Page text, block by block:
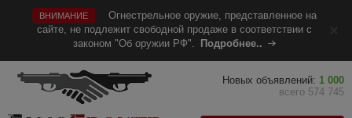
ВНИМАНИЕ
Огнестрельное оружие, представленное на
сайте, не подлежит свободной продаже в соответствии с
законом "Об оружии РФ".
Подробнее..
Новых объявлений: 1 000
всего 574 745